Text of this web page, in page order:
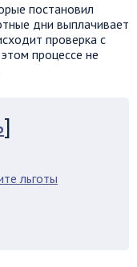
постановил
дни выплачивает
проверка с
процессе не
]
льготы